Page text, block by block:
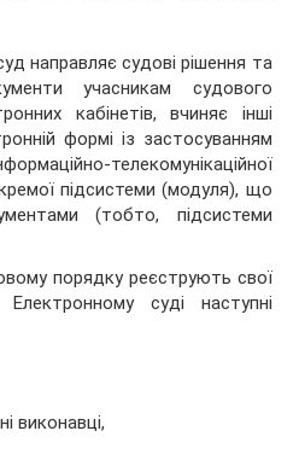
направляє судові рішення та
учасникам судового
кабінетів, вчиняє інші
формі із застосуванням
телекомунікаційної
підсистеми (модуля), що
(тобто, підсистеми
порядку реєструють свої
суді наступні
виконавці,